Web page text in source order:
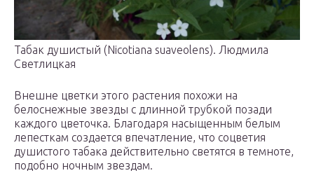
Табак душистый (Nicotiana suaveolens). Людмила
Светлицкая
Внешне цветки этого растения похожи на
белоснежные звезды с длинной трубкой позади
каждого цветочка. Благодаря насыщенным белым
лепесткам создается впечатление, что соцветия
душистого табака действительно светятся в темноте,
подобно ночным звездам.